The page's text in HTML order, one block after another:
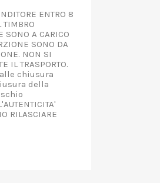
ENTRO 8
TIMBRO
SONO A CARICO
SONO DA
NON SI
IL TRASPORTO.
chiusura
della
RILASCIARE